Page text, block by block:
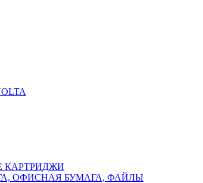
КАРТРИДЖИ
ОФИСНАЯ БУМАГА, ФАЙЛЫ